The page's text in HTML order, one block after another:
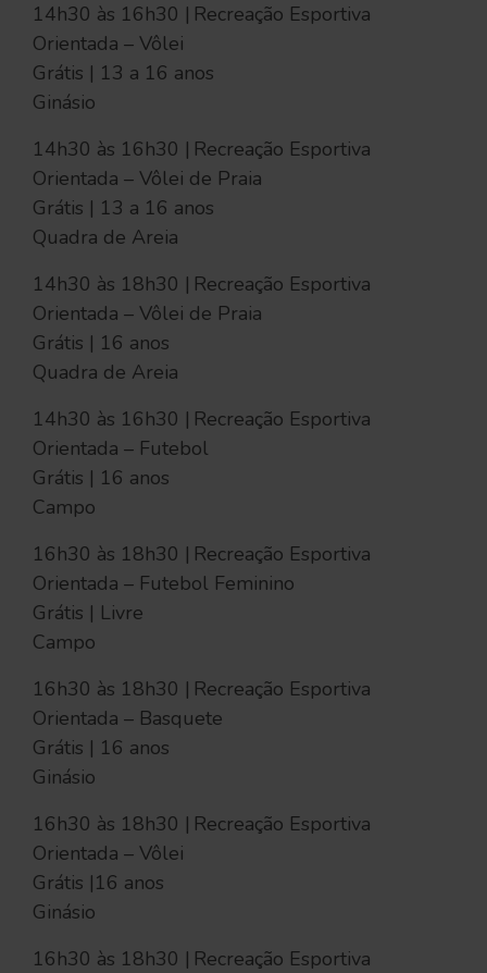
14h30 às 16h30 | Recreação Esportiva
Orientada – Vôlei
Grátis | 13 a 16 anos
Ginásio
14h30 às 16h30 | Recreação Esportiva
Orientada – Vôlei de Praia
Grátis | 13 a 16 anos
Quadra de Areia
14h30 às 18h30 | Recreação Esportiva
Orientada – Vôlei de Praia
Grátis | 16 anos
Quadra de Areia
14h30 às 16h30 | Recreação Esportiva
Orientada – Futebol
Grátis | 16 anos
Campo
16h30 às 18h30 | Recreação Esportiva
Orientada – Futebol Feminino
Grátis | Livre
Campo
16h30 às 18h30 | Recreação Esportiva
Orientada – Basquete
Grátis | 16 anos
Ginásio
16h30 às 18h30 | Recreação Esportiva
Orientada – Vôlei
Grátis |16 anos
Ginásio
16h30 às 18h30 | Recreação Esportiva